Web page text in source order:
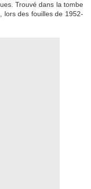
Trouvé dans la tombe
lors des fouilles de 1952-